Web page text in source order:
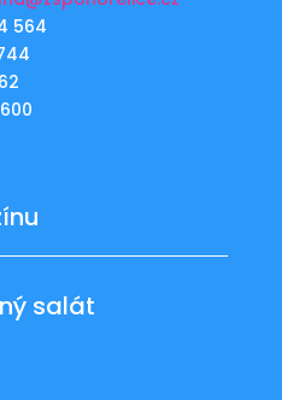
564
salát